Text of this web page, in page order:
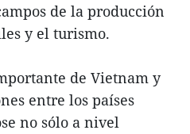
de la producción
y el turismo.
de Vietnam y
entre los países
no sólo a nivel